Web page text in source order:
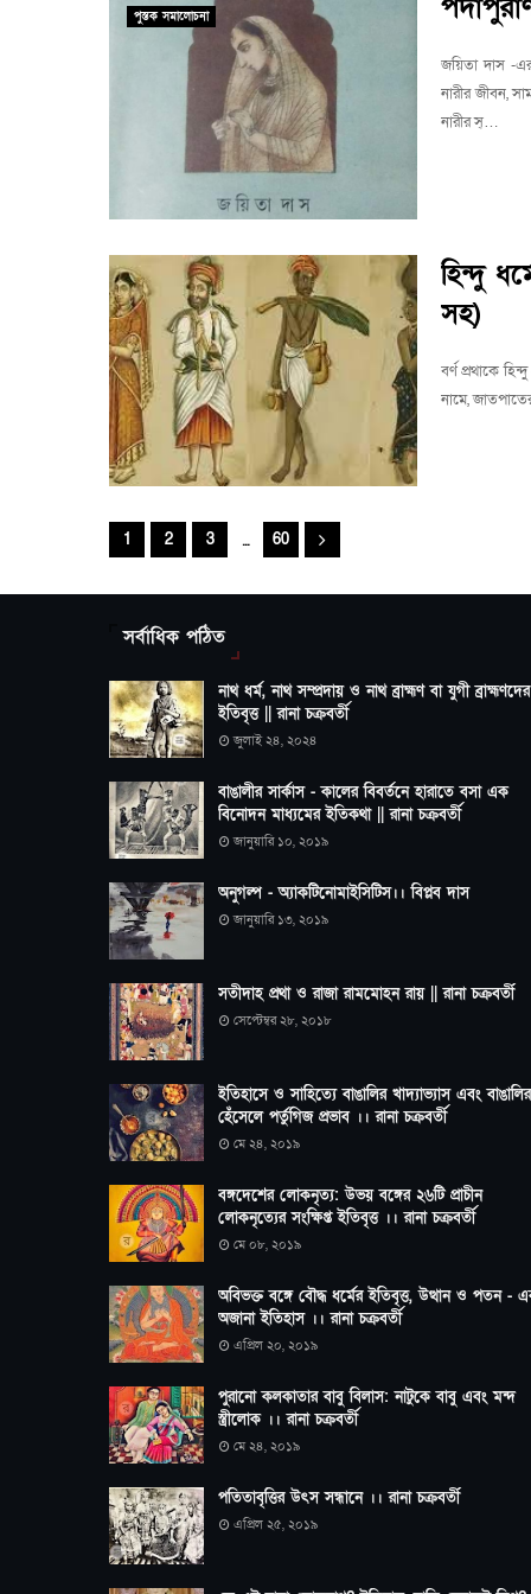
পুস্তক সমালোচনা
জয়িতা দাস -এর
নারীর জীবন,
নারীর স্…
হিন্দু
সহ)
বর্ণ প্রথাকে
নামে,
1 2 3 ... 60
সর্বাধিক পঠিত
নাথ ধর্ম, নাথ সম্প্রদায় ও নাথ ব্রাহ্মণ বা যুগী ব্রাহ্মণদের
ইতিবৃত্ত || রানা চক্রবর্তী
জুলাই ২৪, ২০২৪
বাঙালীর সার্কাস - কালের বিবর্তনে হারাতে বসা এক
বিনোদন মাধ্যমের ইতিকথা || রানা চক্রবর্তী
জানুয়ারি ১০, ২০১৯
অনুগল্প - অ্যাকটিনোমাইসিটিস।। বিপ্লব দাস
জানুয়ারি ১৩, ২০১৯
সতীদাহ প্রথা ও রাজা রামমোহন রায় || রানা চক্রবর্তী
সেপ্টেম্বর ২৮, ২০১৮
ইতিহাসে ও সাহিত্যে বাঙালির খাদ্যাভ্যাস এবং বাঙালির
হেঁসেলে পর্তুগিজ প্রভাব ।। রানা চক্রবর্তী
মে ২৪, ২০১৯
বঙ্গদেশের লোকনৃত্য: উভয় বঙ্গের ২৬টি প্রাচীন
লোকনৃত্যের সংক্ষিপ্ত ইতিবৃত্ত ।। রানা চক্রবর্তী
মে ০৮, ২০১৯
অবিভক্ত বঙ্গে বৌদ্ধ ধর্মের ইতিবৃত্ত, উত্থান ও পতন -
অজানা ইতিহাস ।। রানা চক্রবর্তী
এপ্রিল ২০, ২০১৯
পুরানো কলকাতার বাবু বিলাস: নাটুকে বাবু এবং মন্দ
স্ত্রীলোক ।। রানা চক্রবর্তী
মে ২৪, ২০১৯
পতিতাবৃত্তির উৎস সন্ধানে ।। রানা চক্রবর্তী
এপ্রিল ২৫, ২০১৯